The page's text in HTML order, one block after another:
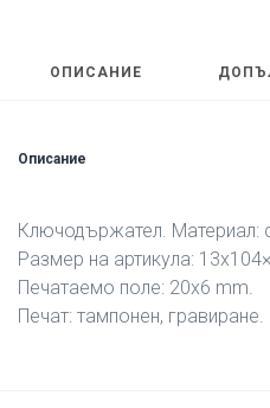
ОПИСАНИЕ
Описание
Ключодържател. Материал:
Размер на артикула:
Печатаемо поле: 20х6 mm.
Печат: тампонен, гравиране.